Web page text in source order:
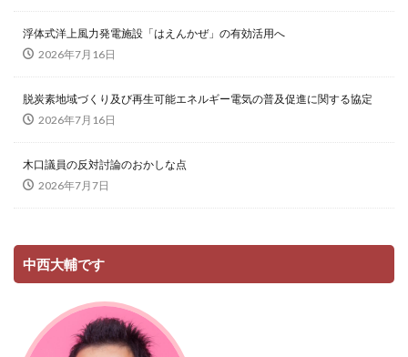
浮体式洋上風力発電施設「はえんかぜ」の有効活用へ
2026年7月16日
脱炭素地域づくり及び再生可能エネルギー電気の普及促進に関する協定
2026年7月16日
木口議員の反対討論のおかしな点
2026年7月7日
中西大輔です